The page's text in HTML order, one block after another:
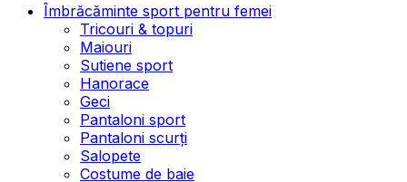
Îmbrăcăminte sport pentru femei
Tricouri & topuri
Maiouri
Sutiene sport
Hanorace
Geci
Pantaloni sport
Pantaloni scurți
Salopete
Costume de baie